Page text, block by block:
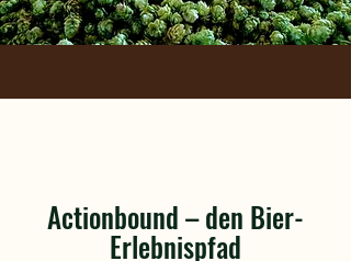
Actionbound – den Bier-
Erlebnispfad